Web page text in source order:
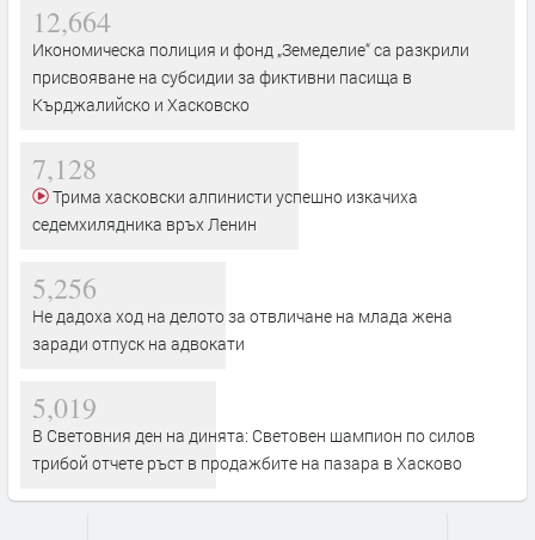
12,664
Икономическа полиция и фонд „Земеделие“ са разкрили
присвояване на субсидии за фиктивни пасища в
Кърджалийско и Хасковско
7,128
седемхилядника връх Ленин
5,256
Не дадоха ход на делото за отвличане на млада жена
заради отпуск на адвокати
5,019
В Световния ден на динята: Световен шампион по силов
трибой отчете ръст в продажбите на пазара в Хасково